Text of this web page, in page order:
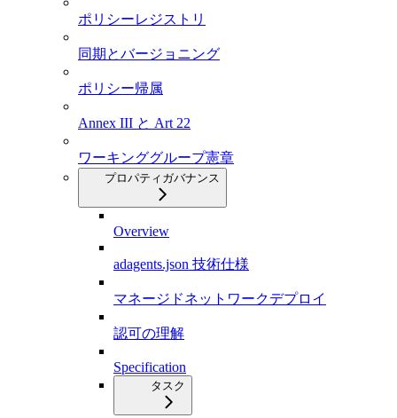
ポリシーレジストリ
同期とバージョニング
ポリシー帰属
Annex III と Art 22
ワーキンググループ憲章
プロパティガバナンス
Overview
adagents.json 技術仕様
マネージドネットワークデプロイ
認可の理解
Specification
タスク